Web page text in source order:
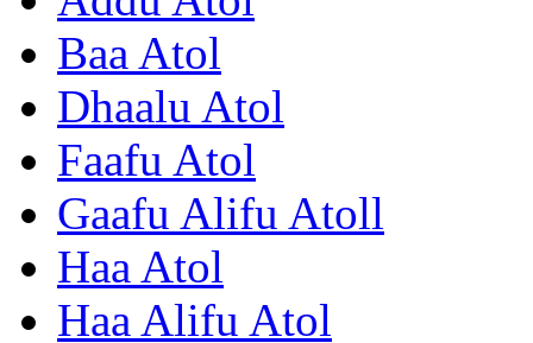
Baa Atol
Dhaalu Atol
Faafu Atol
Gaafu Alifu Atoll
Haa Atol
Haa Alifu Atol